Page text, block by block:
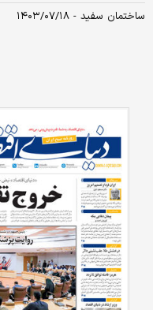
ساختمان سفید - ۱۴۰۳/۰۷/۱۸